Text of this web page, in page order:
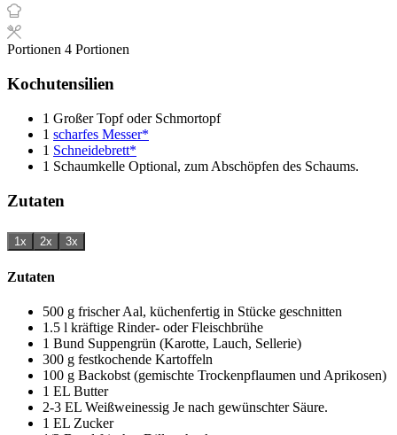
Portionen 4 Portionen
Kochutensilien
1 Großer Topf oder Schmortopf
1 scharfes Messer*
1 Schneidebrett*
1 Schaumkelle Optional, zum Abschöpfen des Schaums.
Zutaten
1x 2x 3x
Zutaten
500 g frischer Aal, küchenfertig in Stücke geschnitten
1.5 l kräftige Rinder- oder Fleischbrühe
1 Bund Suppengrün (Karotte, Lauch, Sellerie)
300 g festkochende Kartoffeln
100 g Backobst (gemischte Trockenpflaumen und Aprikosen)
1 EL Butter
2-3 EL Weißweinessig Je nach gewünschter Säure.
1 EL Zucker